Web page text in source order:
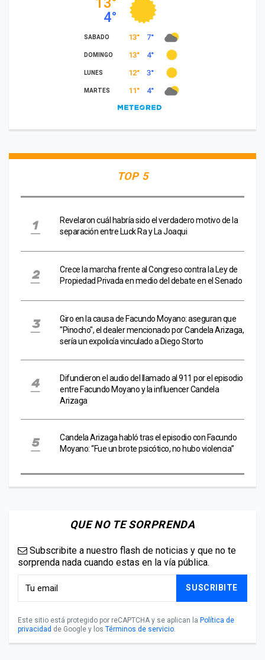
TOP 5
Revelaron cuál habría sido el verdadero motivo de la
separación entre Luck Ra y La Joaqui
Crece la marcha frente al Congreso contra la Ley de
Propiedad Privada en medio del debate en el Senado
Giro en la causa de Facundo Moyano: aseguran que
"Pinocho", el dealer mencionado por Candela Arizaga,
sería un expolicía vinculado a Diego Storto
Difundieron el audio del llamado al 911 por el episodio
entre Facundo Moyano y la influencer Candela
Arizaga
Candela Arizaga habló tras el episodio con Facundo
Moyano: “Fue un brote psicótico, no hubo violencia”
QUE NO TE SORPRENDA
Subscribite a nuestro flash de noticias y que no te
sorprenda nada cuando estas en la vía pública.
SUSCRIBITE
Este sitio está protegido por reCAPTCHA y se aplican la Política de
privacidad de Google y los Términos de servicio.